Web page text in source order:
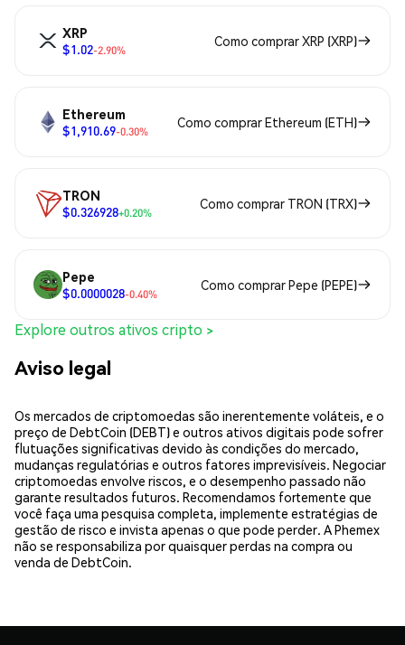
XRP
$1.02-2.90%
Como comprar XRP (XRP)
Ethereum
$1,910.69-0.30%
Como comprar Ethereum (ETH)
TRON
$0.326928+0.20%
Como comprar TRON (TRX)
Pepe
$0.0000028-0.40%
Como comprar Pepe (PEPE)
Explore outros ativos cripto >
Aviso legal
Os mercados de criptomoedas são inerentemente voláteis, e o
preço de DebtCoin (DEBT) e outros ativos digitais pode sofrer
flutuações significativas devido às condições do mercado,
mudanças regulatórias e outros fatores imprevisíveis. Negociar
criptomoedas envolve riscos, e o desempenho passado não
garante resultados futuros. Recomendamos fortemente que
você faça uma pesquisa completa, implemente estratégias de
gestão de risco e invista apenas o que pode perder. A Phemex
não se responsabiliza por quaisquer perdas na compra ou
venda de DebtCoin.